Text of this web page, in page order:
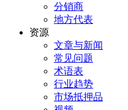
分销商
地方代表
资源
文章与新闻
常见问题
术语表
行业趋势
市场抵押品